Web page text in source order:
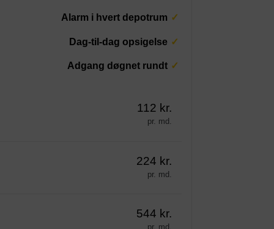
Alarm i hvert depotrum
Dag-til-dag opsigelse
Adgang døgnet rundt
112 kr.
pr. md.
224 kr.
pr. md.
544 kr.
pr. md.